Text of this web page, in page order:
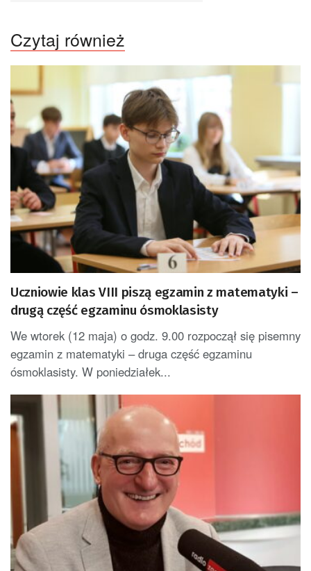
Czytaj również
Uczniowie klas VIII piszą egzamin z matematyki –
drugą część egzaminu ósmoklasisty
We wtorek (12 maja) o godz. 9.00 rozpoczął się pisemny
egzamin z matematyki – druga część egzaminu
ósmoklasisty. W poniedziałek...